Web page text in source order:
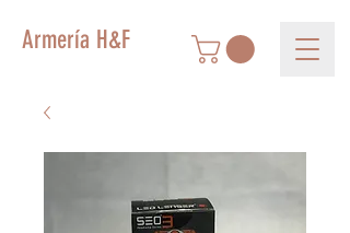
Armería H&F